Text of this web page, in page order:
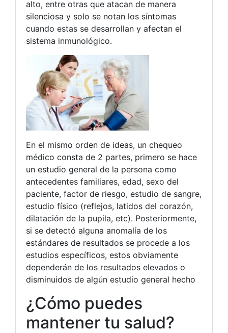
alto, entre otras que atacan de manera
silenciosa y solo se notan los síntomas
cuando estas se desarrollan y afectan el
sistema inmunológico.
En el mismo orden de ideas, un chequeo
médico consta de 2 partes, primero se hace
un estudio general de la persona como
antecedentes familiares, edad, sexo del
paciente, factor de riesgo, estudio de sangre,
estudio físico (reflejos, latidos del corazón,
dilatación de la pupila, etc). Posteriormente,
si se detectó alguna anomalía de los
estándares de resultados se procede a los
estudios específicos, estos obviamente
dependerán de los resultados elevados o
disminuidos de algún estudio general hecho
¿Cómo puedes
mantener tu salud?